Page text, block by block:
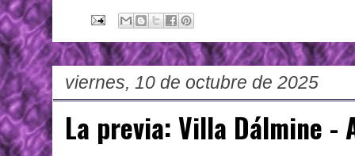
viernes, 10 de octubre de 2025
La previa: Villa Dálmine -